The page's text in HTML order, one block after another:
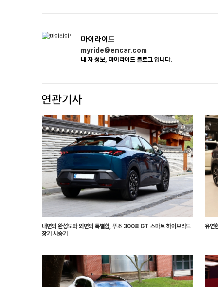
마이라이드
myride@encar.com
내 차 정보, 마이라이드 블로그 입니다.
내면의 완성도와 외면의 특별함, 푸조 3008 GT 스마트 하이브리드
장기 시승기
유연